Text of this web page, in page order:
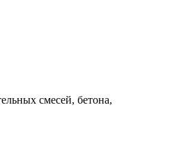
смесей, бетона,